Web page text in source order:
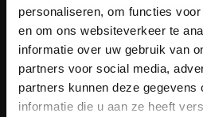
personaliseren, om functies
en om ons websiteverkeer te
informatie over uw gebruik van
partners voor social media,
partners kunnen deze gegevens
informatie die u aan ze heeft
Meer informatie
Heb je vragen over onze artikelen
de klantenservice pagina. Daar
gestelde vragen. Staat jouw vraag
ook vermeld hoe je contact met ons